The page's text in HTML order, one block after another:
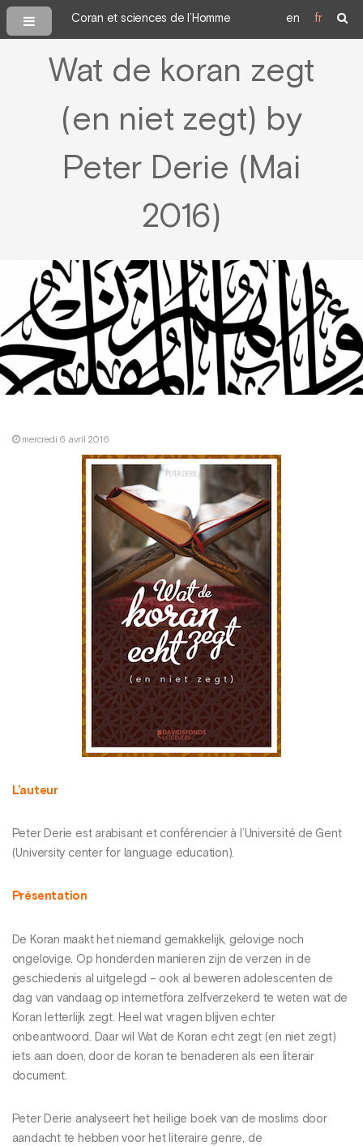
Coran et sciences de l’Homme en fr
Wat de koran zegt
(en niet zegt) by
Peter Derie (Mai
2016)
mercredi 6 avril 2016
L’auteur
Peter Derie est arabisant et conférencier à l’Université de Gent
(University center for language education).
Présentation
De Koran maakt het niemand gemakkelijk, gelovige noch
ongelovige. Op honderden manieren zijn de verzen in de
geschiedenis al uitgelegd – ook al beweren adolescenten de
dag van vandaag op internetfora zelfverzekerd te weten wat de
Koran letterlijk zegt. Heel wat vragen blijven echter
onbeantwoord. Daar wil Wat de Koran echt zegt (en niet zegt)
iets aan doen, door de koran te benaderen als een literair
document.
Peter Derie analyseert het heilige boek van de moslims door
aandacht te hebben voor het literaire genre, de